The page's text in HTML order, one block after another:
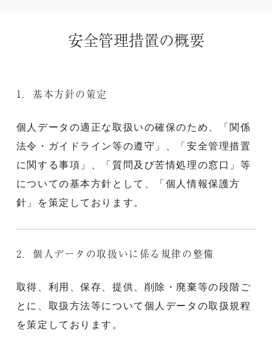
安全管理措置の概要
1．基本方針の策定
個人データの適正な取扱いの確保のため、「関係
法令・ガイドライン等の遵守」、「安全管理措置
に関する事項」、「質問及び苦情処理の窓口」等
についての基本方針として、「個人情報保護方
針」を策定しております。
2．個人データの取扱いに係る規律の整備
取得、利用、保存、提供、削除・廃棄等の段階ご
とに、取扱方法等について個人データの取扱規程
を策定しております。